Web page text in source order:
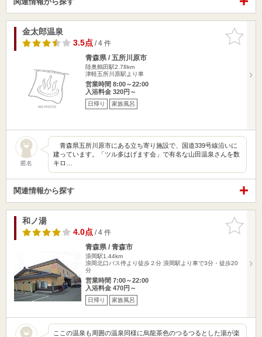
お気に入
りに追加
金太郎温泉
3.5点/ 4 件
青森県 / 五所川原市
陸奥鶴田駅2.78km
津軽五所川原駅より車
営業時間 8:00～22:00
入浴料金 320円～
日帰り 家族風呂
匿名
青森県五所川原市にある立ち寄り施設で、国道339号線沿いに
建っています。「ツル多はげます会」で有名な山田温泉さんを数
キロ…
関連情報から探す
お気に入
りに追加
和ノ湯
4.0点/ 4 件
青森県 / 青森市
浪岡駅1.44km
浪岡北口バス停より徒歩２分 浪岡駅より車で3分・徒歩20
分
営業時間 7:00～22:00
入浴料金 470円～
日帰り 家族風呂
ここの温泉も周囲の温泉同様に烏龍茶色のつるつるとした湯が楽